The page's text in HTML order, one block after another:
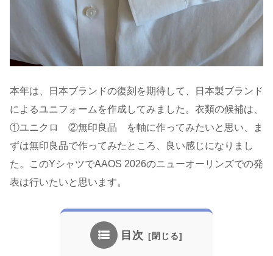
本年は、日本ブランドの復刻を期待して、日本製ブランド
によるユニフォームを作成してみました。衣類の候補は、
①ユニクロ ②無印良品 を軸に作ってみたいと思い、ま
ずは無印良品で作ってみたところ、良い感じになりまし
た。このYシャツでAAOS 2026のニューオーリンズでの発
表は行いたいと思います。
目次